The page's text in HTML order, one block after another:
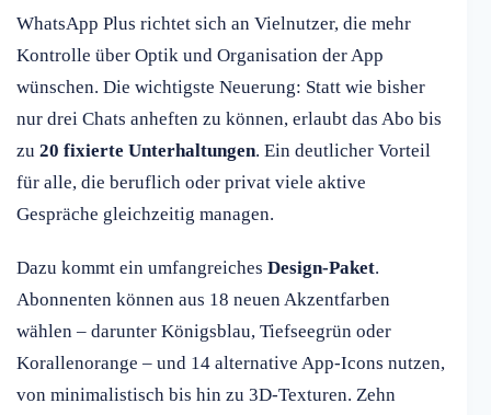
WhatsApp Plus richtet sich an Vielnutzer, die mehr
Kontrolle über Optik und Organisation der App
wünschen. Die wichtigste Neuerung: Statt wie bisher
nur drei Chats anheften zu können, erlaubt das Abo bis
zu 20 fixierte Unterhaltungen. Ein deutlicher Vorteil
für alle, die beruflich oder privat viele aktive
Gespräche gleichzeitig managen.
Dazu kommt ein umfangreiches Design-Paket.
Abonnenten können aus 18 neuen Akzentfarben
wählen – darunter Königsblau, Tiefseegrün oder
Korallenorange – und 14 alternative App-Icons nutzen,
von minimalistisch bis hin zu 3D-Texturen. Zehn